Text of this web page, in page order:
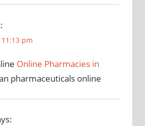
pm
Online Pharmacies in
pharmaceuticals online